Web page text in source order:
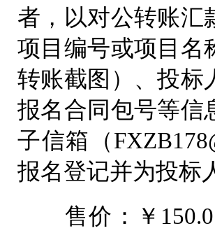
者，以对公转账汇
项目编号或项目名
转账截图）、投标
报名合同包号等信
子信箱（
报名登记并为投标
售价：￥150.0